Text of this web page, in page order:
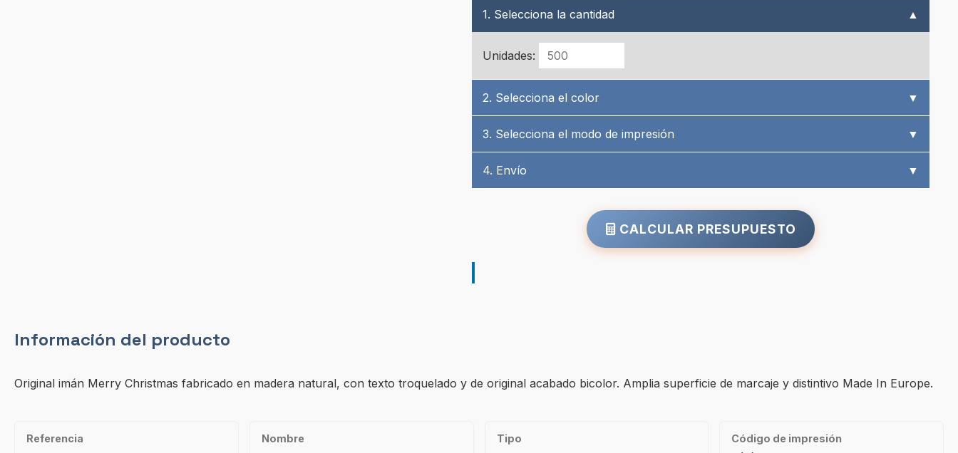
1. Selecciona la cantidad ▲
Unidades:
2. Selecciona el color ▼
3. Selecciona el modo de impresión ▼
4. Envío ▼
CALCULAR PRESUPUESTO
Información del producto
Original imán Merry Christmas fabricado en madera natural, con texto troquelado y de original acabado bicolor. Amplia superficie de marcaje y distintivo Made In Europe.
Referencia Nombre Tipo Código de impresión